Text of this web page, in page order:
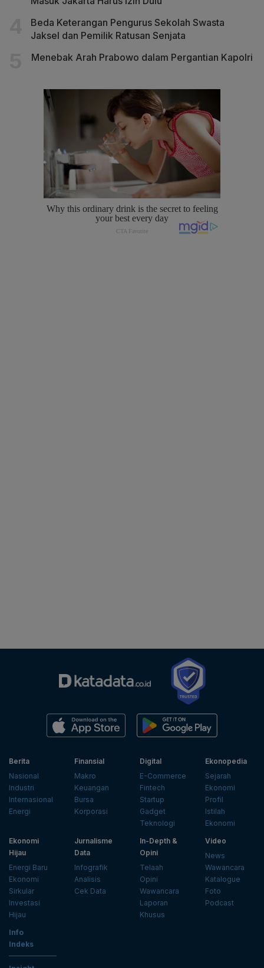
Beda Keterangan Pengurus Sekolah Swasta
Jaksel dan Pemilik Ratusan Senjata
Menebak Arah Prabowo dalam Pergantian Kapolri
Berita
Nasional
Industri
Internasional
Energi
Finansial
Makro
Keuangan
Bursa
Korporasi
Digital
E-Commerce
Fintech
Startup
Gadget
Teknologi
Ekonopedia
Sejarah
Ekonomi
Profil
Istilah
Ekonomi
Ekonomi
Hijau
Energi Baru
Ekonomi
Sirkular
Investasi
Hijau
Jurnalisme
Data
Infografik
Analisis
Cek Data
In-Depth &
Opini
Telaah
Opini
Wawancara
Laporan
Khusus
Video
News
Wawancara
Katalogue
Foto
Podcast
Info
Indeks